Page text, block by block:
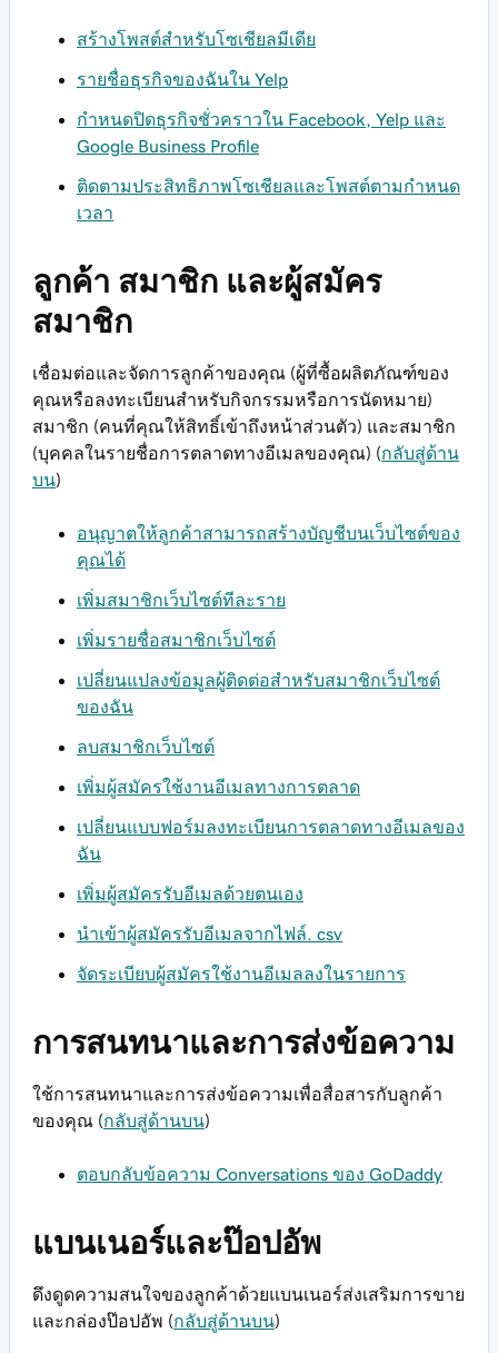
สร้างโพสต์สำหรับโซเชียลมีเดีย
รายชื่อธุรกิจของฉันใน Yelp
กำหนดปิดธุรกิจชั่วคราวใน Facebook, Yelp และ
Google Business Profile
ติดตามประสิทธิภาพโซเชียลและโพสต์ตามกำหนด
เวลา
ลูกค้า สมาชิก และผู้สมัคร
สมาชิก
เชื่อมต่อและจัดการลูกค้าของคุณ (ผู้ที่ซื้อผลิตภัณฑ์ของ
คุณหรือลงทะเบียนสำหรับกิจกรรมหรือการนัดหมาย)
สมาชิก (คนที่คุณให้สิทธิ์เข้าถึงหน้าส่วนตัว) และสมาชิก
(บุคคลในรายชื่อการตลาดทางอีเมลของคุณ) (กลับสู่ด้าน
บน)
อนุญาตให้ลูกค้าสามารถสร้างบัญชีบนเว็บไซต์ของ
คุณได้
เพิ่มสมาชิกเว็บไซต์ทีละราย
เพิ่มรายชื่อสมาชิกเว็บไซต์
เปลี่ยนแปลงข้อมูลผู้ติดต่อสำหรับสมาชิกเว็บไซต์
ของฉัน
ลบสมาชิกเว็บไซต์
เพิ่มผู้สมัครใช้งานอีเมลทางการตลาด
เปลี่ยนแบบฟอร์มลงทะเบียนการตลาดทางอีเมลของ
ฉัน
เพิ่มผู้สมัครรับอีเมลด้วยตนเอง
นำเข้าผู้สมัครรับอีเมลจากไฟล์. csv
จัดระเบียบผู้สมัครใช้งานอีเมลลงในรายการ
การสนทนาและการส่งข้อความ
ใช้การสนทนาและการส่งข้อความเพื่อสื่อสารกับลูกค้า
ของคุณ (กลับสู่ด้านบน)
ตอบกลับข้อความ Conversations ของ GoDaddy
แบนเนอร์และป๊อปอัพ
ดึงดูดความสนใจของลูกค้าด้วยแบนเนอร์ส่งเสริมการขาย
และกล่องป๊อปอัพ (กลับสู่ด้านบน)